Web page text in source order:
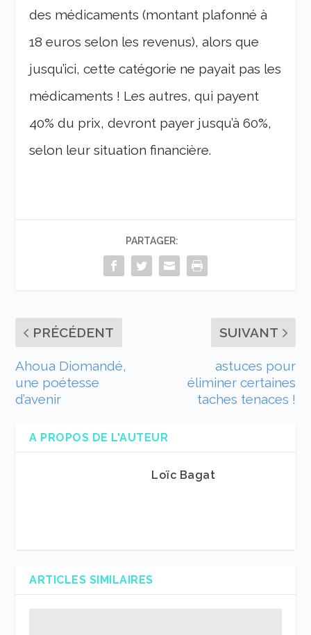
des médicaments (montant plafonné à
18 euros selon les revenus), alors que
jusqu’ici, cette catégorie ne payait pas les
médicaments ! Les autres, qui payent
40% du prix, devront payer jusqu’à 60%,
selon leur situation financière.
PARTAGER:
PRÉCÉDENT
Ahoua Diomandé,
une poétesse
d’avenir
SUIVANT
astuces pour
éliminer certaines
taches tenaces !
A PROPOS DE L'AUTEUR
Loïc Bagat
ARTICLES SIMILAIRES